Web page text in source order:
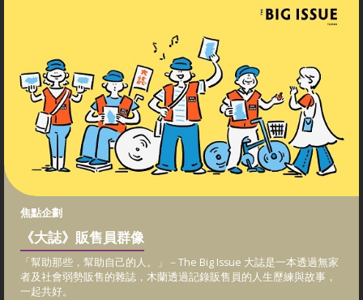
焦點企劃
《大誌》販售員群像
「幫助那些，幫助自己的人。」－The Big Issue ⼤誌是一本透過無家
者及社會弱勢販售的雜誌，木蘭透過記錄販售員的人生歷練與故事，
一起共好。